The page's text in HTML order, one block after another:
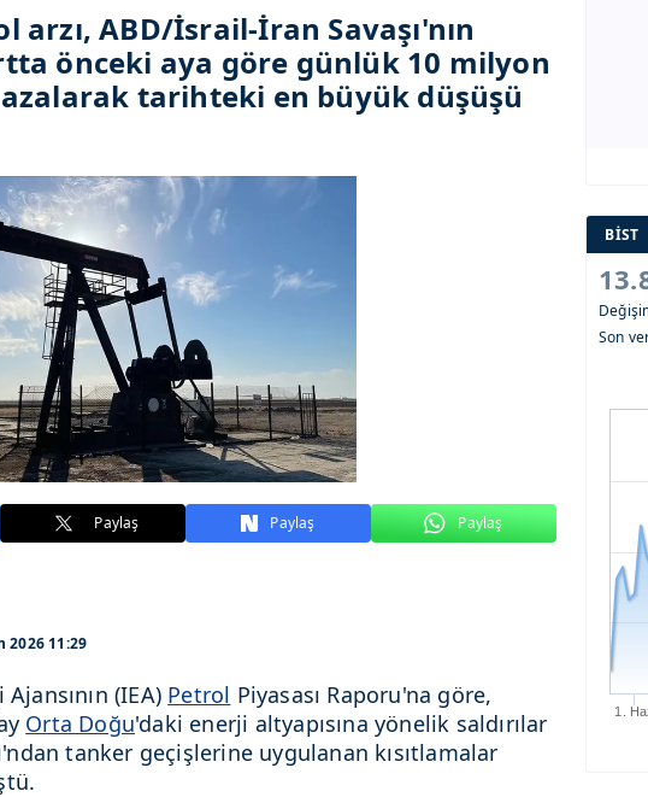
arzı, ABD/İsrail-İran Savaşı'nın
önceki aya göre günlük 10 milyon
tarihteki en büyük düşüşü
Paylaş Paylaş Paylaş
2026 11:29
(IEA) Petrol Piyasası Raporu'na göre,
Orta Doğu'daki enerji altyapısına yönelik saldırılar
tanker geçişlerine uygulanan kısıtlamalar
BİST
Son
1.